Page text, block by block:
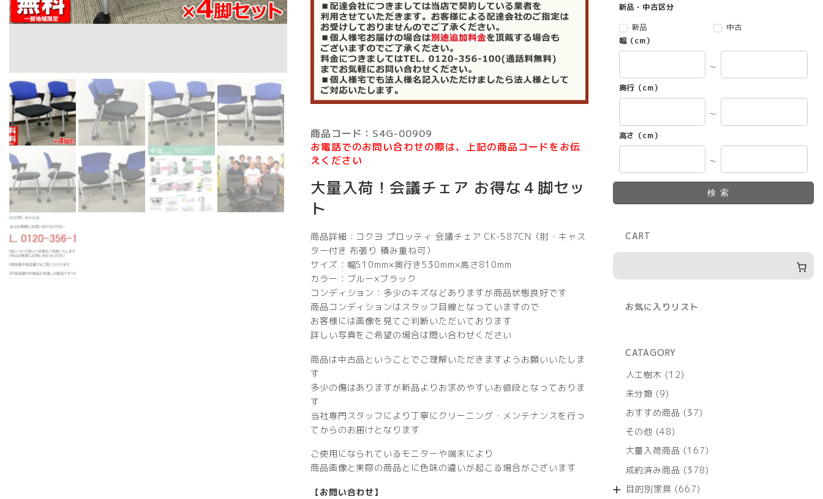
商品コード：S4G-00909
お電話でのお問い合わせの際は、上記の商品コードをお伝
えください
大量入荷！会議チェア お得な４脚セッ
ト
商品詳細：コクヨ プロッティ 会議チェア CK-587CN（肘・キャス
ター付き 布張り 積み重ね可）
サイズ：幅510mm×奥行き530mm×高さ810mm
カラー：ブルー×ブラック
コンディション：多少のキズなどありますが商品状態良好です
商品コンディションはスタッフ目線となっていますので
お客様には画像を見てご判断いただいております
詳しい写真をご希望の場合は問い合わせください
商品は中古品ということでご理解いただきますようお願いいたしま
す
多少の傷はありますが新品よりお求めやすいお値段となっておりま
す
当社専門スタッフにより丁寧にクリーニング・メンテナンスを行っ
てからのお届けとなります
ご使用になられているモニターや端末により
商品画像と実際の商品とに色味の違いが起こる場合がございます
【お問い合わせ】
新品・中古区分
新品
中古
幅（cm）
～
奥行（cm）
～
高さ（cm）
～
検索
CART
お気に入りリスト
CATAGORY
人工樹木
1212
商
未分類 99
の
商
おすすめ商品 3737
商
その他 4848
の
商
大量入荷商品 167167
の
成約済み商品 378378
目的別家具 667667